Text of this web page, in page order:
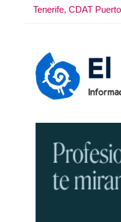
Tenerife, CDAT